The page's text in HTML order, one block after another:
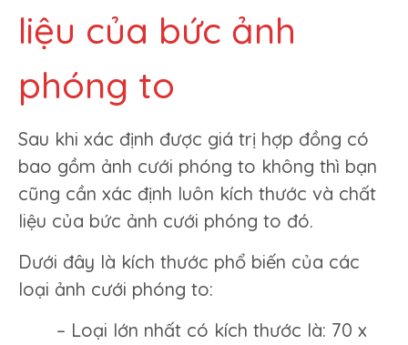
liệu của bức ảnh
phóng to
Sau khi xác định được giá trị hợp đồng có
bao gồm ảnh cưới phóng to không thì bạn
cũng cần xác định luôn kích thước và chất
liệu của bức ảnh cưới phóng to đó.
Dưới đây là kích thước phổ biến của các
loại ảnh cưới phóng to:
– Loại lớn nhất có kích thước là: 70 x